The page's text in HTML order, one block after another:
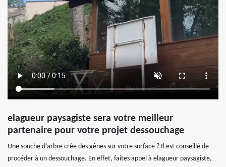
elagueur paysagiste sera votre meilleur
partenaire pour votre projet dessouchage
Une souche d’arbre crée des gênes sur votre surface ? Il est conseillé de
procéder à un dessouchage. En effet, faites appel à elagueur paysagiste,